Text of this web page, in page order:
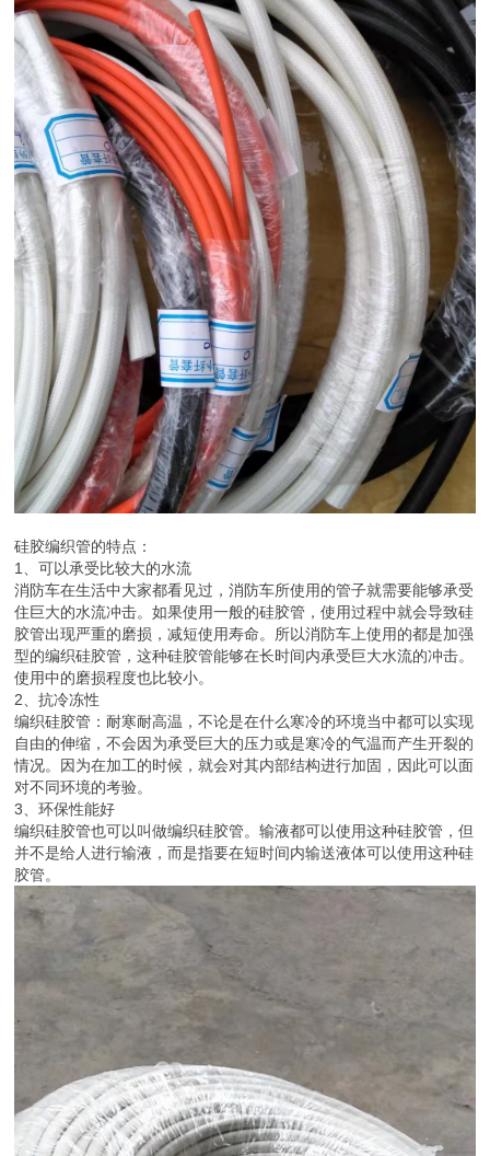
硅胶编织管的特点：
1、可以承受比较大的水流
消防车在生活中大家都看见过，消防车所使用的管子就需要能够承受
住巨大的水流冲击。如果使用一般的硅胶管，使用过程中就会导致硅
胶管出现严重的磨损，减短使用寿命。所以消防车上使用的都是加强
型的编织硅胶管，这种硅胶管能够在长时间内承受巨大水流的冲击。
使用中的磨损程度也比较小。
2、抗冷冻性
编织硅胶管：耐寒耐高温，不论是在什么寒冷的环境当中都可以实现
自由的伸缩，不会因为承受巨大的压力或是寒冷的气温而产生开裂的
情况。因为在加工的时候，就会对其内部结构进行加固，因此可以面
对不同环境的考验。
3、环保性能好
编织硅胶管也可以叫做编织硅胶管。输液都可以使用这种硅胶管，但
并不是给人进行输液，而是指要在短时间内输送液体可以使用这种硅
胶管。